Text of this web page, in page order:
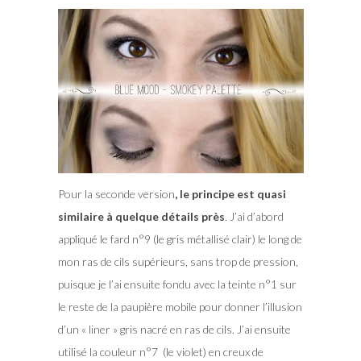
Pour la seconde version, le principe est quasi
similaire à quelque détails près. J’ai d’abord
appliqué le fard n°9 (le gris métallisé clair) le long de
mon ras de cils supérieurs, sans trop de pression,
puisque je l’ai ensuite fondu avec la teinte n°1 sur
le reste de la paupière mobile pour donner l’illusion
d’un « liner » gris nacré en ras de cils. J’ai ensuite
utilisé la couleur n°7 (le violet) en creux de